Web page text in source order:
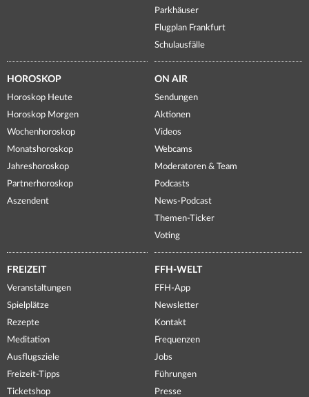
Parkhäuser
Flugplan Frankfurt
Schulausfälle
HOROSKOP
Horoskop Heute
Horoskop Morgen
Wochenhoroskop
Monatshoroskop
Jahreshoroskop
Partnerhoroskop
Aszendent
ON AIR
Sendungen
Aktionen
Videos
Webcams
Moderatoren & Team
Podcasts
News-Podcast
Themen-Ticker
Voting
FREIZEIT
Veranstaltungen
Spielplätze
Rezepte
Meditation
Ausflugsziele
Freizeit-Tipps
Ticketshop
FFH-WELT
FFH-App
Newsletter
Kontakt
Frequenzen
Jobs
Führungen
Presse